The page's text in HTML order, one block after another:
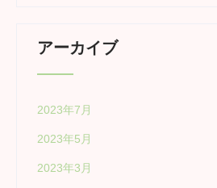
アーカイブ
2023年7月
2023年5月
2023年3月